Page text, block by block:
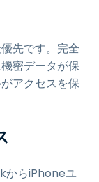
先です。完全
密データが保
アクセスを保
からiPhoneユ